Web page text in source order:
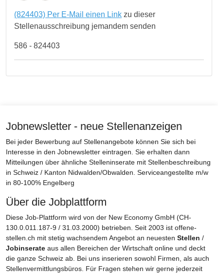
(824403) Per E-Mail einen Link zu dieser
Stellenausschreibung jemandem senden
586 - 824403
Jobnewsletter - neue Stellenanzeigen
Bei jeder Bewerbung auf Stellenangebote können Sie sich bei
Interesse in den Jobnewsletter eintragen. Sie erhalten dann
Mitteilungen über ähnliche Stelleninserate mit Stellenbeschreibung
in Schweiz / Kanton Nidwalden/Obwalden. Serviceangestellte m/w
in 80-100% Engelberg
Über die Jobplattform
Diese Job-Plattform wird von der New Economy GmbH (CH-
130.0.011.187-9 / 31.03.2000) betrieben. Seit 2003 ist offene-
stellen.ch mit stetig wachsendem Angebot an neuesten Stellen /
Jobinserate aus allen Bereichen der Wirtschaft online und deckt
die ganze Schweiz ab. Bei uns inserieren sowohl Firmen, als auch
Stellenvermittlungsbüros. Für Fragen stehen wir gerne jederzeit